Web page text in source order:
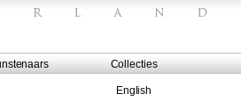
Collecties
English